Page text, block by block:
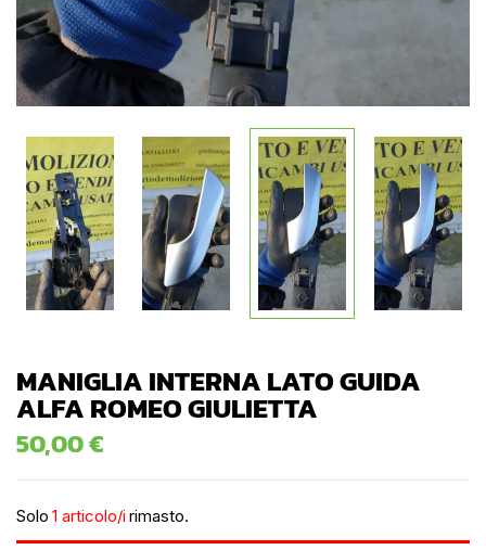
MANIGLIA INTERNA LATO GUIDA
ALFA ROMEO GIULIETTA
50,00€
Solo 1 articolo/i rimasto.